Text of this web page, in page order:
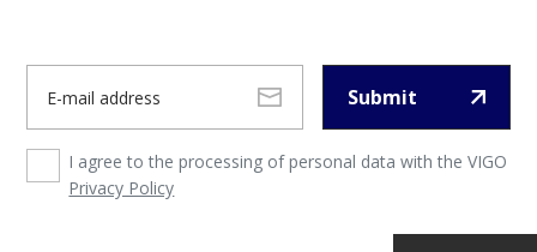
Submit
I agree to the processing of personal data with the VIGO
Privacy Policy